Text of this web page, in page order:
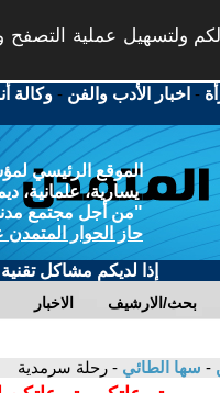
ولتسهيل عملية التصفح
- اخبار الأدب والفن -وكالة
الموقع الرئيسي
يسارية، علمانية،
"من أجل مجتمع
حاز الحوار المتمدن
إذا لديكم مشاكل
الاخبار بحث/الارشيف
- سها الطائي - رحلة سرمدية